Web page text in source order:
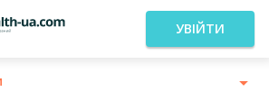
УВІЙТИ